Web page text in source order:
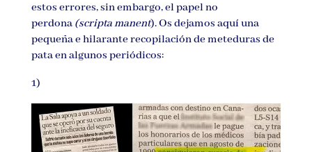
estos errores, sin embargo, el papel no
perdona (scripta manent). Os dejamos aquí una
pequeña e hilarante recopilación de meteduras de
pata en algunos periódicos:
1)